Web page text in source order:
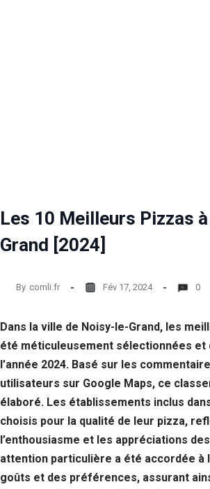
Les 10 Meilleurs Pizzas
Grand [2024]
By comli.fr Fév 17, 2024 0
Dans la ville de Noisy-le-Grand, les
été méticuleusement sélectionnées et
l’année 2024. Basé sur les
utilisateurs sur Google Maps, ce
élaboré. Les établissements inclus
choisis pour la qualité de leur pizza,
l’enthousiasme et les appréciations
attention particulière a été accordée à
goûts et des préférences, assurant
fonctionnalité
et la structure
du site Web,
en fonction
dont le site
Web est
Experience
Afin que notre
site Web
aussi bien que
possible lors
de votre visite.
Si vous
refusez ces
cookies,